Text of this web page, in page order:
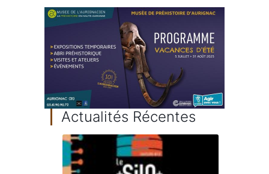
Actualités Récentes